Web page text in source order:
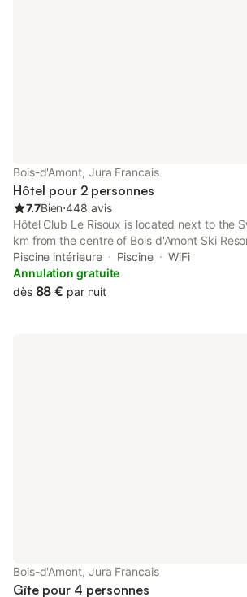
Bois-d'Amont, Jura Francais
Hôtel pour 2 personnes
7.7Bien⋅448 avis
Hôtel Club Le Risoux is located next to the
km from the centre of Bois d'Amont Ski
indoor swimming pool, fitness room, games
Piscine intérieure Piscine
WiFi
Annulation gratuite
dès 88 € par nuit
Bois-d'Amont, Jura Francais
Gîte pour 4 personnes